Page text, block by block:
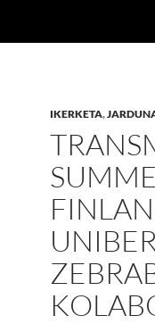
IKERKETA,